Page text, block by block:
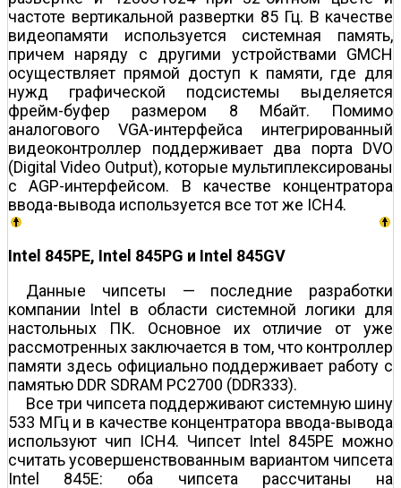
частоте вертикальной развертки 85 Гц. В качестве
видеопамяти используется системная память,
причем наряду с другими устройствами GMCH
осуществляет прямой доступ к памяти, где для
нужд графической подсистемы выделяется
фрейм-буфер размером 8 Мбайт. Помимо
аналогового VGA-интерфейса интегрированный
видеоконтроллер поддерживает два порта DVO
(Digital Video Output), которые мультиплексированы
с AGP-интерфейсом. В качестве концентратора
ввода-вывода используется все тот же ICH4.
Intel 845PE, Intel 845PG и Intel 845GV
Данные чипсеты — последние разработки
компании Intel в области системной логики для
настольных ПК. Основное их отличие от уже
рассмотренных заключается в том, что контроллер
памяти здесь официально поддерживает работу с
памятью DDR SDRAM PC2700 (DDR333).
Все три чипсета поддерживают системную шину
533 МГц и в качестве концентратора ввода-вывода
используют чип ICH4. Чипсет Intel 845PE можно
считать усовершенствованным вариантом чипсета
Intel 845E: оба чипсета рассчитаны на